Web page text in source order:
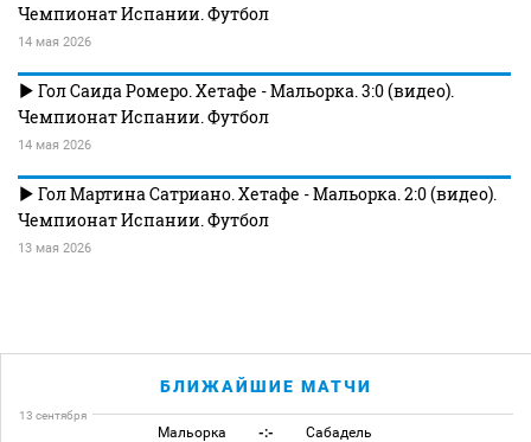
Чемпионат Испании. Футбол
14 мая 2026
Гол Саида Ромеро. Хетафе - Мальорка. 3:0 (видео).
Чемпионат Испании. Футбол
14 мая 2026
Гол Мартина Сатриано. Хетафе - Мальорка. 2:0 (видео).
Чемпионат Испании. Футбол
13 мая 2026
БЛИЖАЙШИЕ МАТЧИ
13 сентября
Мальорка -:- Сабадель